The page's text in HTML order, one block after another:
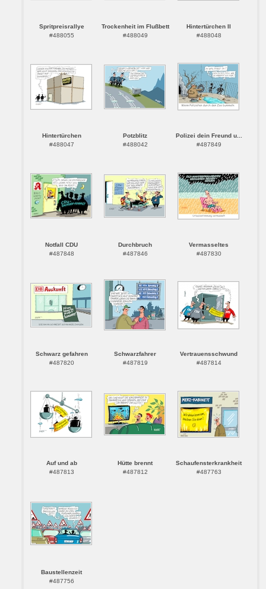
Spritpreisrallye
#488055
Trockenheit im Flußbett
#488049
Hintertürchen II
#488048
Hintertürchen
#488047
Potzblitz
#488042
Polizei dein Freund u...
#487849
Notfall CDU
#487848
Durchbruch
#487846
Vermasseltes
#487830
Schwarz gefahren
#487820
Schwarzfahrer
#487819
Vertrauensschwund
#487814
Auf und ab
#487813
Hütte brennt
#487812
Schaufensterkrankheit
#487763
Baustellenzeit
#487756